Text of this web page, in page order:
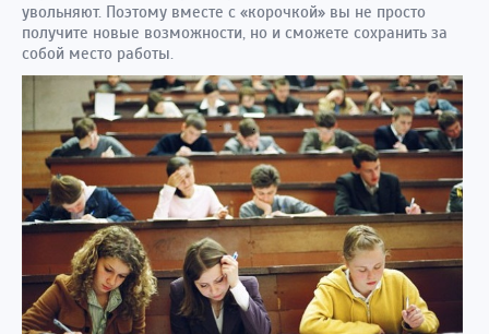
увольняют. Поэтому вместе с «корочкой» вы не просто
получите новые возможности, но и сможете сохранить за
собой место работы.